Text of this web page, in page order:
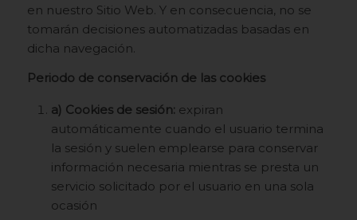
en nuestro Sitio Web. Y en consecuencia, no se
tomarán decisiones automatizadas basadas en
dicha navegación.
Periodo de conservación de las cookies
a) Cookies de sesión: expiran
automáticamente cuando el usuario termina
la sesión y suelen emplearse para conservar
información necesaria mientras se presta un
servicio solicitado por el usuario en una sola
ocasión